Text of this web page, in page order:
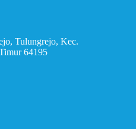
Tulungrejo, Kec.
64195